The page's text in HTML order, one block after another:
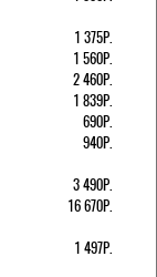
1 375Р.
1 560Р.
2 460Р.
1 839Р.
690Р.
940Р.
3 490Р.
16 670Р.
1 497Р.